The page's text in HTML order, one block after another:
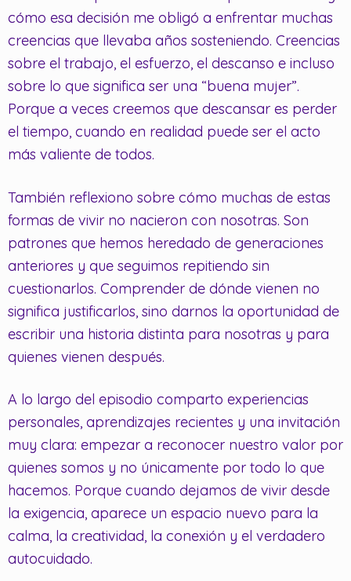
cómo esa decisión me obligó a enfrentar muchas
creencias que llevaba años sosteniendo. Creencias
sobre el trabajo, el esfuerzo, el descanso e incluso
sobre lo que significa ser una “buena mujer”.
Porque a veces creemos que descansar es perder
el tiempo, cuando en realidad puede ser el acto
más valiente de todos.
También reflexiono sobre cómo muchas de estas
formas de vivir no nacieron con nosotras. Son
patrones que hemos heredado de generaciones
anteriores y que seguimos repitiendo sin
cuestionarlos. Comprender de dónde vienen no
significa justificarlos, sino darnos la oportunidad de
escribir una historia distinta para nosotras y para
quienes vienen después.
A lo largo del episodio comparto experiencias
personales, aprendizajes recientes y una invitación
muy clara: empezar a reconocer nuestro valor por
quienes somos y no únicamente por todo lo que
hacemos. Porque cuando dejamos de vivir desde
la exigencia, aparece un espacio nuevo para la
calma, la creatividad, la conexión y el verdadero
autocuidado.